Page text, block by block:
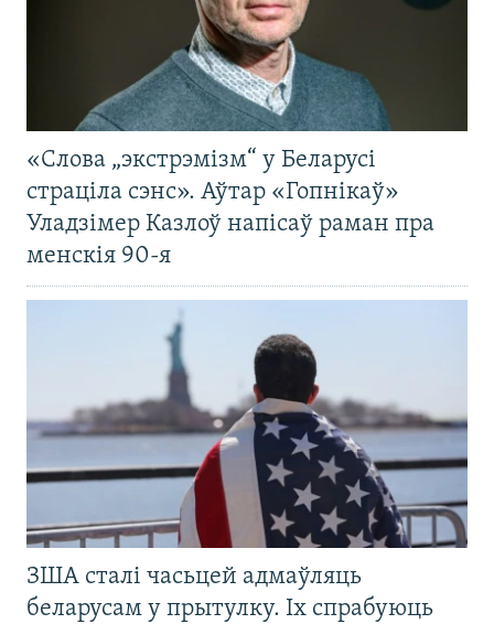
«Слова „экстрэмізм“ у Беларусі
страціла сэнс». Аўтар «Гопнікаў»
Уладзімер Казлоў напісаў раман пра
менскія 90-я
ЗША сталі часьцей адмаўляць
беларусам у прытулку. Іх спрабуюць